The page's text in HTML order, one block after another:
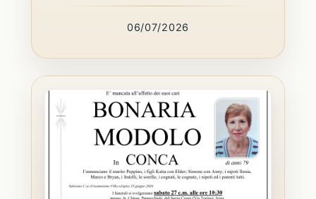
06/07/2026